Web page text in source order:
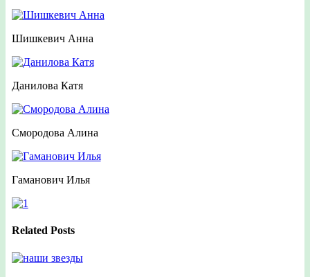
Шишкевич Анна
Данилова Катя
Смородова Алина
Гаманович Илья
Related Posts